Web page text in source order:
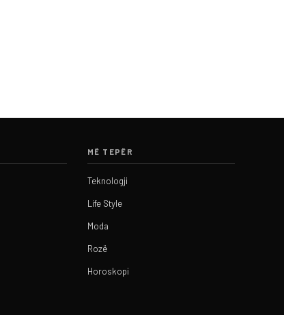
MË TEPËR
Teknologji
Life Style
Moda
Rozë
Horoskopi